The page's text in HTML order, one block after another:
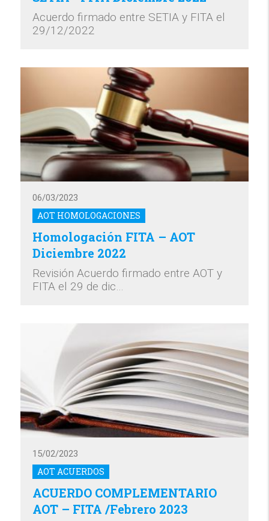
Acuerdo firmado entre SETIA y FITA el
29/12/2022
AOT HOMOLOGACIONES
06/03/2023
Homologación FITA – AOT
Diciembre 2022
Revisión Acuerdo firmado entre AOT y
FITA el 29 de dic…
AOT ACUERDOS
15/02/2023
ACUERDO COMPLEMENTARIO
AOT – FITA /Febrero 2023